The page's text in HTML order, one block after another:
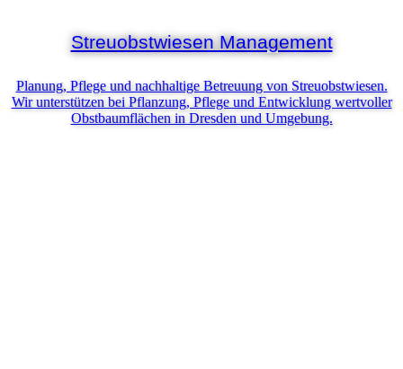
Streuobstwiesen Management
Planung, Pflege und nachhaltige Betreuung von Streuobstwiesen.
Wir unterstützen bei Pflanzung, Pflege und Entwicklung wertvoller
Obstbaumflächen in Dresden und Umgebung.